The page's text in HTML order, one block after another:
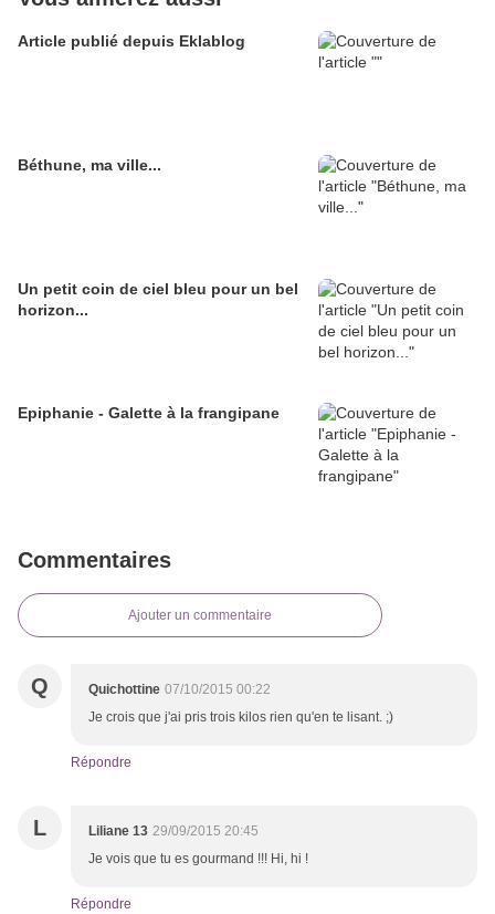
Article publié depuis Eklablog
Béthune, ma ville...
Un petit coin de ciel bleu pour un bel
horizon...
Epiphanie - Galette à la frangipane
Commentaires
Ajouter un commentaire
Q Quichottine 07/10/2015 00:22
Je crois que j'ai pris trois kilos rien qu'en te lisant. ;)
Répondre
L Liliane 13 29/09/2015 20:45
Je vois que tu es gourmand !!! Hi, hi !
Répondre